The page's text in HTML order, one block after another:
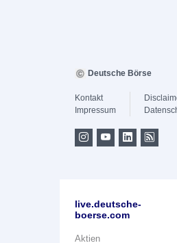
Deutsche Börse
Kontakt
Impressum
live.deutsche-
boerse.com
Aktien